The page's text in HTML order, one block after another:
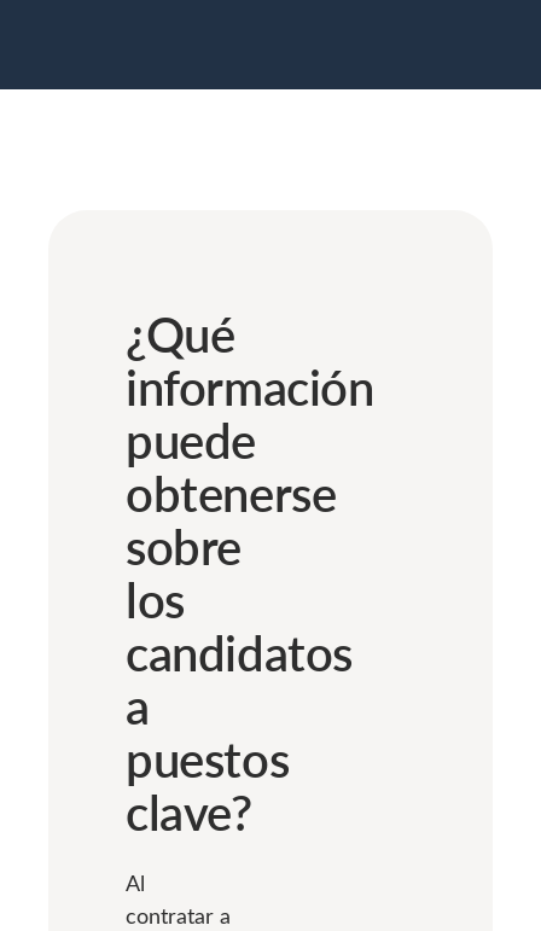
¿Qué
información
puede
obtenerse
sobre
los
candidatos
a
puestos
clave?
Al
contratar a